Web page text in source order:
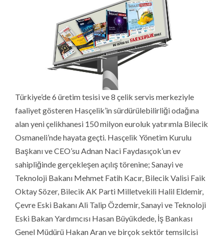
Türkiye’de 6 üretim tesisi ve 8 çelik servis merkeziyle
faaliyet gösteren Hasçelik’in sürdürülebilirliği odağına
alan yeni çelikhanesi 150 milyon euroluk yatırımla Bilecik
Osmaneli’nde hayata geçti. Hasçelik Yönetim Kurulu
Başkanı ve CEO’su Adnan Naci Faydasıçok’un ev
sahipliğinde gerçekleşen açılış törenine; Sanayi ve
Teknoloji Bakanı Mehmet Fatih Kacır, Bilecik Valisi Faik
Oktay Sözer, Bilecik AK Parti Milletvekili Halil Eldemir,
Çevre Eski Bakanı Ali Talip Özdemir, Sanayi ve Teknoloji
Eski Bakan Yardımcısı Hasan Büyükdede, İş Bankası
Genel Müdürü Hakan Aran ve birçok sektör temsilcisi